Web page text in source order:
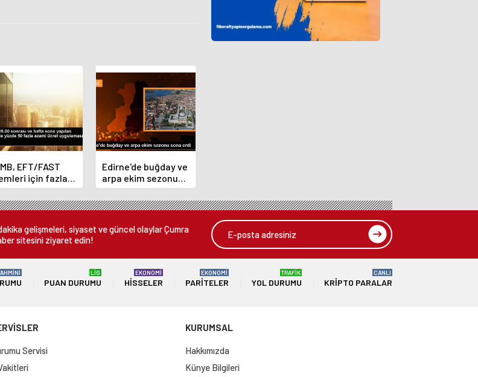
EFT/FAST
için fazla
uygulamasını
Edirne'de buğday ve
arpa ekim sezonu
sona erdi
gelişmeleri, siyaset ve güncel olaylar Çumra
sitesini ziyaret edin!
PUAN DURUMU
LİG
HISSELER
EKONOMİ
PARITELER
EKONOMİ
YOL DURUMU
TRAFİK
KRIPTO PARALAR
CANLI
Servisi
KURUMSAL
Hakkımızda
Künye Bilgileri